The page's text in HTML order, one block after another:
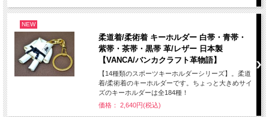
NEW
柔道着/柔術着 キーホルダー 白帯・青帯・
紫帯・茶帯・黒帯 革/レザー 日本製
【VANCA/バンカクラフト革物語】
【14種類のスポーツキーホルダーシリーズ】。柔道
着/柔術着のキーホルダーです。ちょっと大きめサイ
ズのキーホルダーは全184種！
価格： 2,640円(税込)